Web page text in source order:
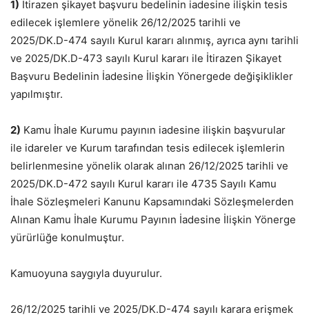
1) İtirazen şikayet başvuru bedelinin iadesine ilişkin tesis
edilecek işlemlere yönelik 26/12/2025 tarihli ve
2025/DK.D-474 sayılı Kurul kararı alınmış, ayrıca aynı tarihli
ve 2025/DK.D-473 sayılı Kurul kararı ile İtirazen Şikayet
Başvuru Bedelinin İadesine İlişkin Yönergede değişiklikler
yapılmıştır.
2) Kamu İhale Kurumu payının iadesine ilişkin başvurular
ile idareler ve Kurum tarafından tesis edilecek işlemlerin
belirlenmesine yönelik olarak alınan 26/12/2025 tarihli ve
2025/DK.D-472 sayılı Kurul kararı ile 4735 Sayılı Kamu
İhale Sözleşmeleri Kanunu Kapsamındaki Sözleşmelerden
Alınan Kamu İhale Kurumu Payının İadesine İlişkin Yönerge
yürürlüğe konulmuştur.
Kamuoyuna saygıyla duyurulur.
26/12/2025 tarihli ve 2025/DK.D-474 sayılı karara erişmek